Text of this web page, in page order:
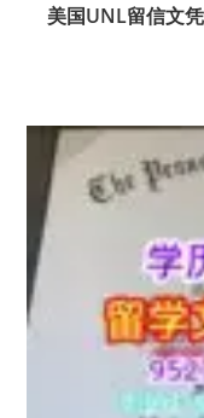
美国UNL留信文